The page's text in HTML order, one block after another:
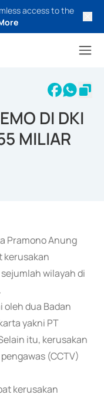
access to the
DI DKI
MILIAR
Pramono Anung
kerusakan
wilayah di
oleh dua Badan
yakni PT
itu, kerusakan
(CCTV)
kerusakan